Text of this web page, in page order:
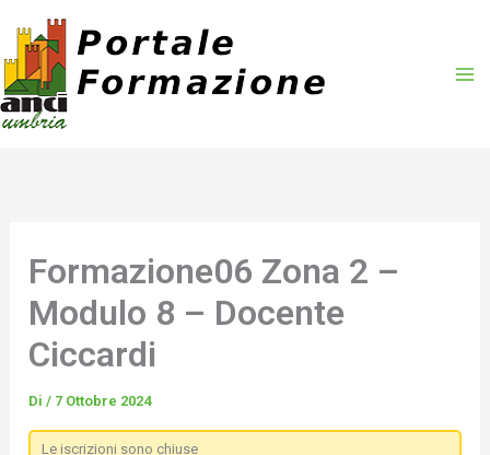
contenuto
Formazione06 Zona 2 –
Modulo 8 – Docente
Ciccardi
Di/ 7 Ottobre 2024
Le iscrizioni sono chiuse